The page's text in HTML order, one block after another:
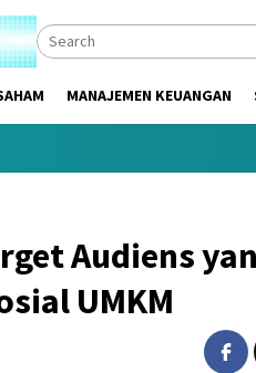
MANAJEMEN KEUANGAN
Audiens
UMKM